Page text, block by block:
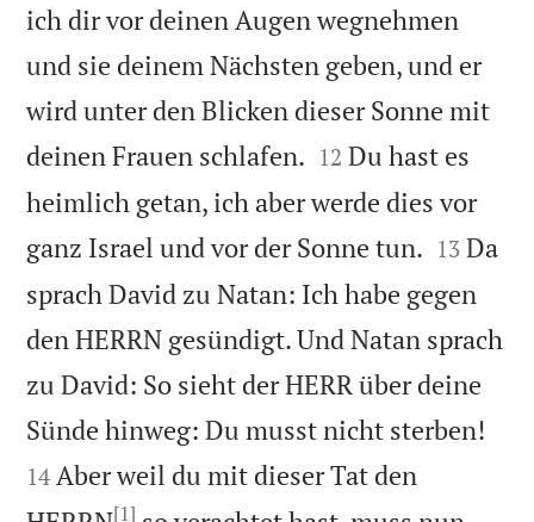
ich dir vor deinen Augen wegnehmen
und sie deinem Nächsten geben, und er
wird unter den Blicken dieser Sonne mit
deinen Frauen schlafen. 

12 Du hast es
heimlich getan, ich aber werde dies vor
ganz Israel und vor der Sonne tun. 

13 Da
sprach David zu Natan: Ich habe gegen
den HERRN gesündigt. Und Natan sprach
zu David: So sieht der HERR über deine
Sünde hinweg: Du musst nicht sterben!
14 Aber weil du mit dieser Tat den
[1]